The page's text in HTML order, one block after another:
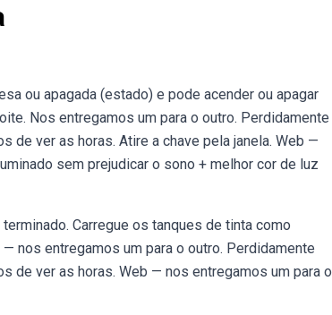
ou apagada (estado) e pode acender ou apagar
Nos entregamos um para o outro. Perdidamente
de ver as horas. Atire a chave pela janela. Web —
sem prejudicar o sono + melhor cor de luz
Carregue os tanques de tinta como
nos entregamos um para o outro. Perdidamente
de ver as horas. Web — nos entregamos um para o